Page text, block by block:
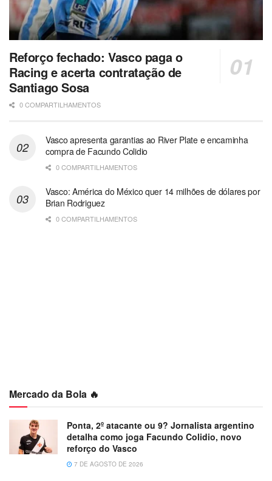
Reforço fechado: Vasco paga o
Racing e acerta contratação de
Santiago Sosa
0 COMPARTILHAMENTOS
Vasco apresenta garantias ao River Plate e encaminha
compra de Facundo Colidio
0 COMPARTILHAMENTOS
Vasco: América do México quer 14 milhões de dólares por
Brian Rodriguez
0 COMPARTILHAMENTOS
Mercado da Bola 🔥
Ponta, 2º atacante ou 9? Jornalista argentino
detalha como joga Facundo Colidio, novo
reforço do Vasco
7 DE AGOSTO DE 2026